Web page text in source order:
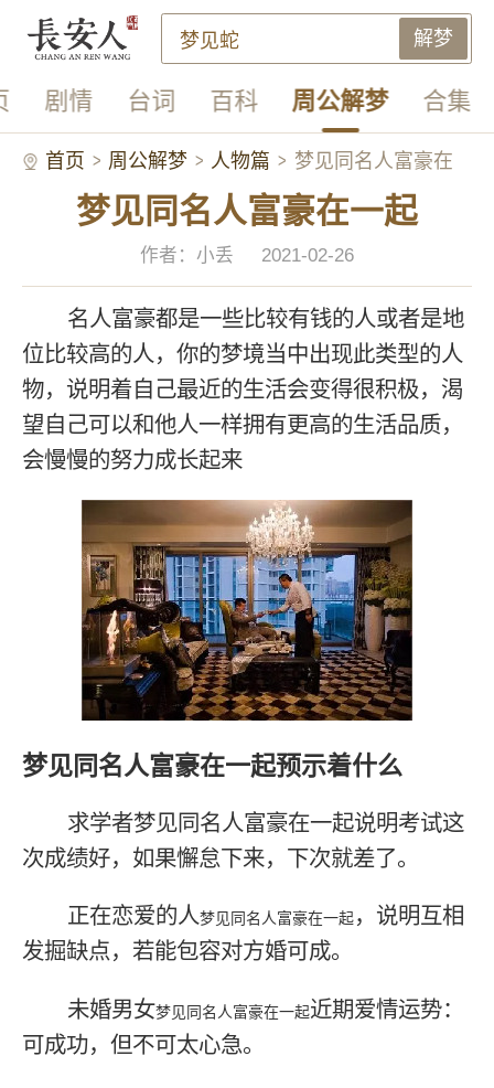
解梦
剧情 台词 百科 周公解梦 合集
首页 周公解梦 人物篇 梦见同名人富豪在
一起
梦见同名人富豪在一起
作者：小丢 2021-02-26
名人富豪都是一些比较有钱的人或者是地
位比较高的人，你的梦境当中出现此类型的人
物，说明着自己最近的生活会变得很积极，渴
望自己可以和他人一样拥有更高的生活品质，
会慢慢的努力成长起来
梦见同名人富豪在一起预示着什么
求学者梦见同名人富豪在一起说明考试这
次成绩好，如果懈怠下来，下次就差了。
正在恋爱的人梦见同名人富豪在一起，说明互相
发掘缺点，若能包容对方婚可成。
未婚男女梦见同名人富豪在一起近期爱情运势：
可成功，但不可太心急。